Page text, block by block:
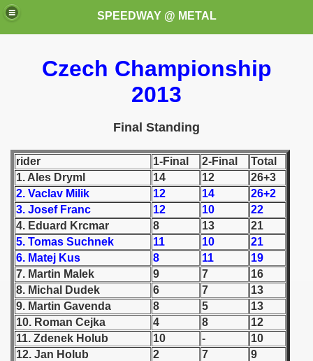
SPEEDWAY @ METAL
Czech Championship
2013
Final Standing
rider 1-Final 2-Final
Total
1. Ales Dryml
14 12
26+3
2. Vaclav Milik
12 14
26+2
3. Josef Franc
12 10
22
4. Eduard Krcmar
8 13
21
5. Tomas Suchnek
11 10
21
6. Matej Kus
8 11
19
7. Martin Malek
9 7
16
8. Michal Dudek
6 7
13
9. Martin Gavenda
8 5
13
10. Roman Cejka
4 8
12
11. Zdenek Holub
10 -
10
12. Jan Holub
2 7
9
these speedway programms)
(My speedway programmes to exchange or sale)
Świata (World Speedway Championship)